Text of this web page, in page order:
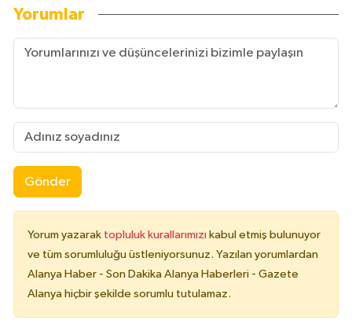
Yorumlar
Gönder
Yorum yazarak topluluk kurallarımızı kabul etmiş bulunuyor
ve tüm sorumluluğu üstleniyorsunuz. Yazılan yorumlardan
Alanya Haber - Son Dakika Alanya Haberleri - Gazete
Alanya hiçbir şekilde sorumlu tutulamaz.